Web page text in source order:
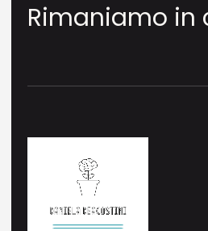
Rimaniamo in